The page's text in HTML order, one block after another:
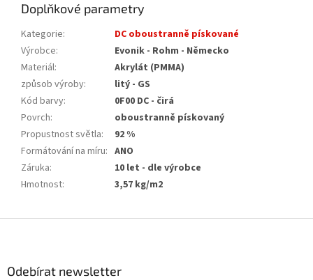
Doplňkové parametry
Kategorie:
DC oboustranně pískované
Výrobce:
Evonik - Rohm - Německo
Materiál:
Akrylát (PMMA)
způsob výroby:
litý - GS
Kód barvy:
0F00 DC - čirá
Povrch:
oboustranně pískovaný
Propustnost světla:
92 %
Formátování na míru: ANO
Záruka:
10 let - dle výrobce
Hmotnost: 3,57 kg/m2
Odebírat newsletter